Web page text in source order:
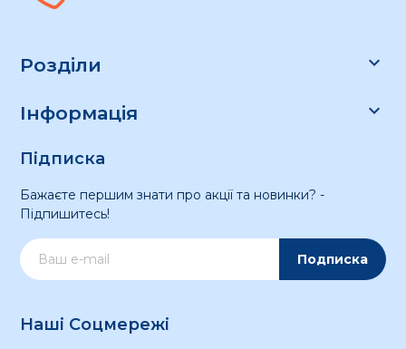
Розділи 
Інформація 
Підписка
Бажаєте першим знати про акції та новинки? -
Підпишитесь!
Подписка
Наші Соцмережі